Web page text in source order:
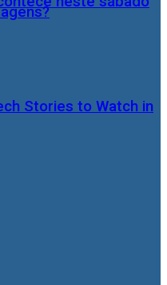
Stories to Watch in